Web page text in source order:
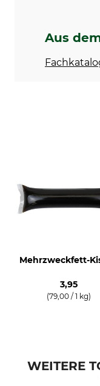
Aus
Mehrzweckfett-
3,95
(79,00 / 1 kg)
WEITERE